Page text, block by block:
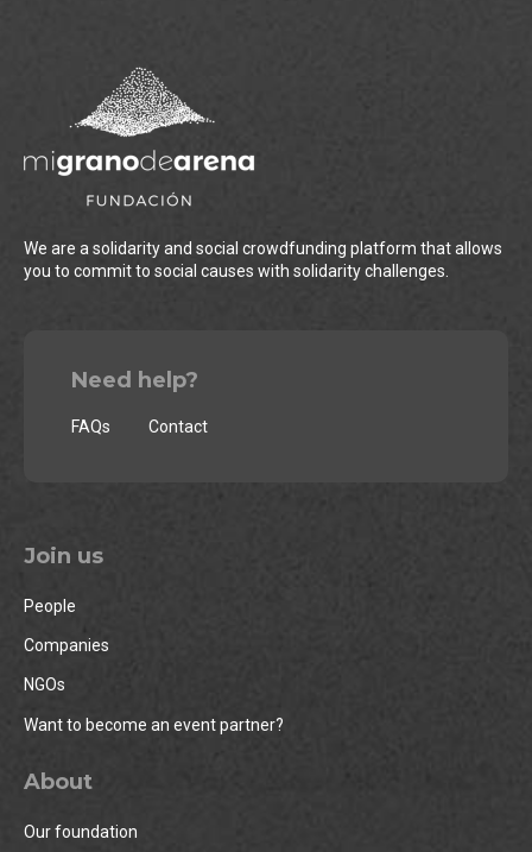
We are a solidarity and social crowdfunding platform that allows
you to commit to social causes with solidarity challenges.
Need help?
FAQs Contact
Join us
People
Companies
NGOs
Want to become an event partner?
About
Our foundation